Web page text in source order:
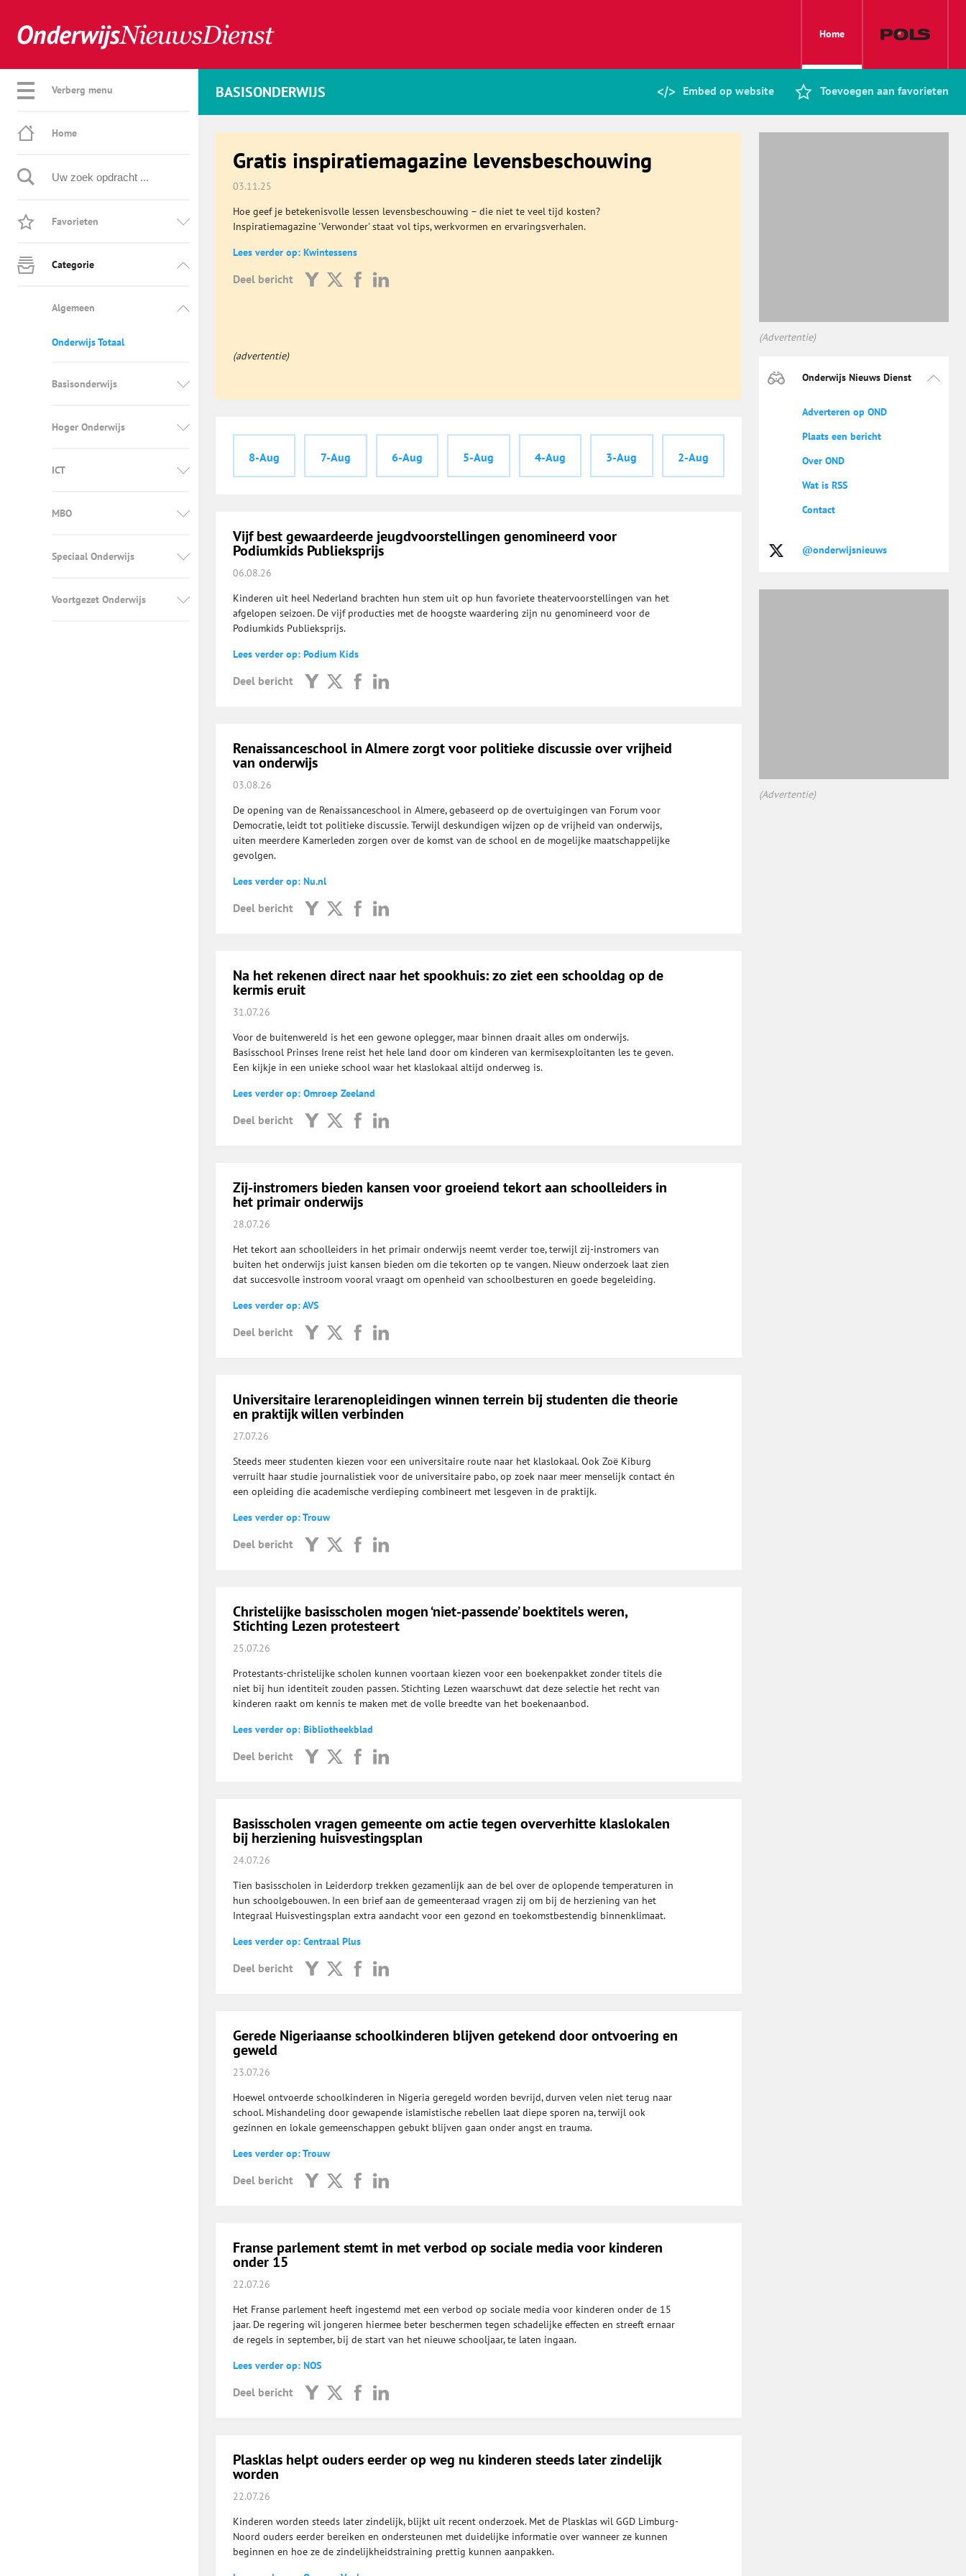
Home
Verberg menu
Home
Favorieten
Categorie
Algemeen
Onderwijs Totaal
Basisonderwijs
Hoger Onderwijs
ICT
MBO
Speciaal Onderwijs
Voortgezet Onderwijs
BASISONDERWIJS Embed op website Toevoegen aan favorieten
Gratis inspiratiemagazine levensbeschouwing
03.11.25
Hoe geef je betekenisvolle lessen levensbeschouwing – die niet te veel tijd kosten?
Inspiratiemagazine 'Verwonder' staat vol tips, werkvormen en ervaringsverhalen.
Lees verder op: Kwintessens
Deel bericht
(advertentie)
8-Aug 7-Aug 6-Aug 5-Aug 4-Aug 3-Aug 2-Aug
Vijf best gewaardeerde jeugdvoorstellingen genomineerd voor
Podiumkids Publieksprijs
06.08.26
Kinderen uit heel Nederland brachten hun stem uit op hun favoriete theatervoorstellingen van het
afgelopen seizoen. De vijf producties met de hoogste waardering zijn nu genomineerd voor de
Podiumkids Publieksprijs.
Lees verder op: Podium Kids
Deel bericht
Renaissanceschool in Almere zorgt voor politieke discussie over vrijheid
van onderwijs
03.08.26
De opening van de Renaissanceschool in Almere, gebaseerd op de overtuigingen van Forum voor
Democratie, leidt tot politieke discussie. Terwijl deskundigen wijzen op de vrijheid van onderwijs,
uiten meerdere Kamerleden zorgen over de komst van de school en de mogelijke maatschappelijke
gevolgen.
Lees verder op: Nu.nl
Deel bericht
Na het rekenen direct naar het spookhuis: zo ziet een schooldag op de
kermis eruit
31.07.26
Voor de buitenwereld is het een gewone oplegger, maar binnen draait alles om onderwijs.
Basisschool Prinses Irene reist het hele land door om kinderen van kermisexploitanten les te geven.
Een kijkje in een unieke school waar het klaslokaal altijd onderweg is.
Lees verder op: Omroep Zeeland
Deel bericht
Zij-instromers bieden kansen voor groeiend tekort aan schoolleiders in
het primair onderwijs
28.07.26
Het tekort aan schoolleiders in het primair onderwijs neemt verder toe, terwijl zij-instromers van
buiten het onderwijs juist kansen bieden om die tekorten op te vangen. Nieuw onderzoek laat zien
dat succesvolle instroom vooral vraagt om openheid van schoolbesturen en goede begeleiding.
Lees verder op: AVS
Deel bericht
Universitaire lerarenopleidingen winnen terrein bij studenten die theorie
en praktijk willen verbinden
27.07.26
Steeds meer studenten kiezen voor een universitaire route naar het klaslokaal. Ook Zoë Kiburg
verruilt haar studie journalistiek voor de universitaire pabo, op zoek naar meer menselijk contact én
een opleiding die academische verdieping combineert met lesgeven in de praktijk.
Lees verder op: Trouw
Deel bericht
Christelijke basisscholen mogen ‘niet-passende’ boektitels weren,
Stichting Lezen protesteert
25.07.26
Protestants-christelijke scholen kunnen voortaan kiezen voor een boekenpakket zonder titels die
niet bij hun identiteit zouden passen. Stichting Lezen waarschuwt dat deze selectie het recht van
kinderen raakt om kennis te maken met de volle breedte van het boekenaanbod.
Lees verder op: Bibliotheekblad
Deel bericht
Basisscholen vragen gemeente om actie tegen oververhitte klaslokalen
bij herziening huisvestingsplan
24.07.26
Tien basisscholen in Leiderdorp trekken gezamenlijk aan de bel over de oplopende temperaturen in
hun schoolgebouwen. In een brief aan de gemeenteraad vragen zij om bij de herziening van het
Integraal Huisvestingsplan extra aandacht voor een gezond en toekomstbestendig binnenklimaat.
Lees verder op: Centraal Plus
Deel bericht
Gerede Nigeriaanse schoolkinderen blijven getekend door ontvoering en
geweld
23.07.26
Hoewel ontvoerde schoolkinderen in Nigeria geregeld worden bevrijd, durven velen niet terug naar
school. Mishandeling door gewapende islamistische rebellen laat diepe sporen na, terwijl ook
gezinnen en lokale gemeenschappen gebukt blijven gaan onder angst en trauma.
Lees verder op: Trouw
Deel bericht
Franse parlement stemt in met verbod op sociale media voor kinderen
onder 15
22.07.26
Het Franse parlement heeft ingestemd met een verbod op sociale media voor kinderen onder de 15
jaar. De regering wil jongeren hiermee beter beschermen tegen schadelijke effecten en streeft ernaar
de regels in september, bij de start van het nieuwe schooljaar, te laten ingaan.
Lees verder op: NOS
Deel bericht
Plasklas helpt ouders eerder op weg nu kinderen steeds later zindelijk
worden
22.07.26
Kinderen worden steeds later zindelijk, blijkt uit recent onderzoek. Met de Plasklas wil GGD Limburg-
Noord ouders eerder bereiken en ondersteunen met duidelijke informatie over wanneer ze kunnen
beginnen en hoe ze de zindelijkheidstraining prettig kunnen aanpakken.
(Advertentie)
Onderwijs Nieuws Dienst
Adverteren op OND
Plaats een bericht
Over OND
Wat is RSS
Contact
@onderwijsnieuws
(Advertentie)